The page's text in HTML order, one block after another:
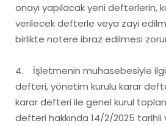
onayı yapılacak yeni defterlerin,
verilecek defterle veya zayi
birlikte notere ibraz edilmesi
4. İşletmenin muhasebesiyle
defteri, yönetim kurulu karar
karar defteri ile genel kurul
defteri hakkında 14/2/2025 tarihli